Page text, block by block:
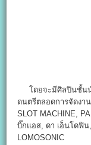
โดยจะมีศิลปินชั้นนำ
ดนตรีตลอดการจัดง
SLOT MACHINE,
บิ๊กแอส, ดา เอ็นโดฟิน
LOMOSONIC